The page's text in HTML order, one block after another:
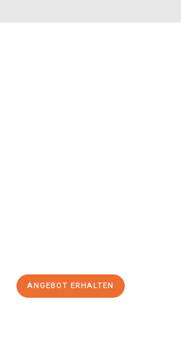
ANGEBOT ERHALTEN